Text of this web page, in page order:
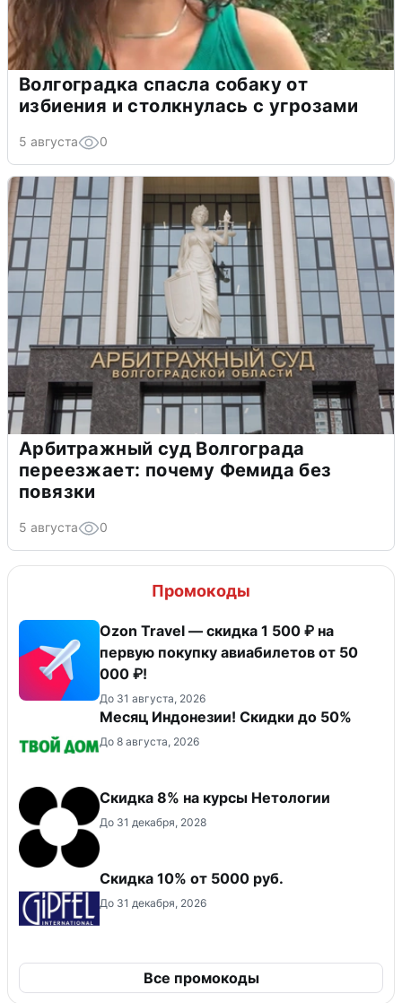
Волгоградка спасла собаку от
избиения и столкнулась с угрозами
5 августа 0
Арбитражный суд Волгограда
переезжает: почему Фемида без
повязки
5 августа 0
Промокоды
Ozon Travel — скидка 1 500 ₽ на
первую покупку авиабилетов от 50
000 ₽!
До 31 августа, 2026
Месяц Индонезии! Скидки до 50%
До 8 августа, 2026
Скидка 8% на курсы Нетологии
До 31 декабря, 2028
Скидка 10% от 5000 руб.
До 31 декабря, 2026
Все промокоды